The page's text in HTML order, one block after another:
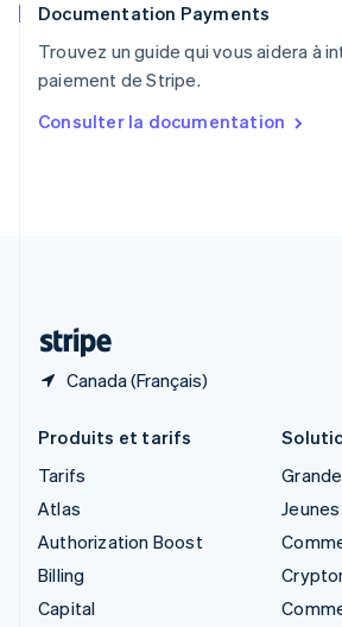
Documentation Payments
Trouvez un guide qui vous aidera à
paiement de Stripe.
Consulter la documentation
Canada (Français)
Royaume-Uni
Singapour
English 简体中文
English
Produits et tarifs
Tarifs
Atlas
Authorization Boost
Billing
Capital